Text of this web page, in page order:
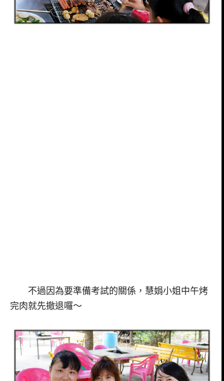
不過因為要準備考試的關係，慧娟小姐中午烤
完肉就先撤退囉～